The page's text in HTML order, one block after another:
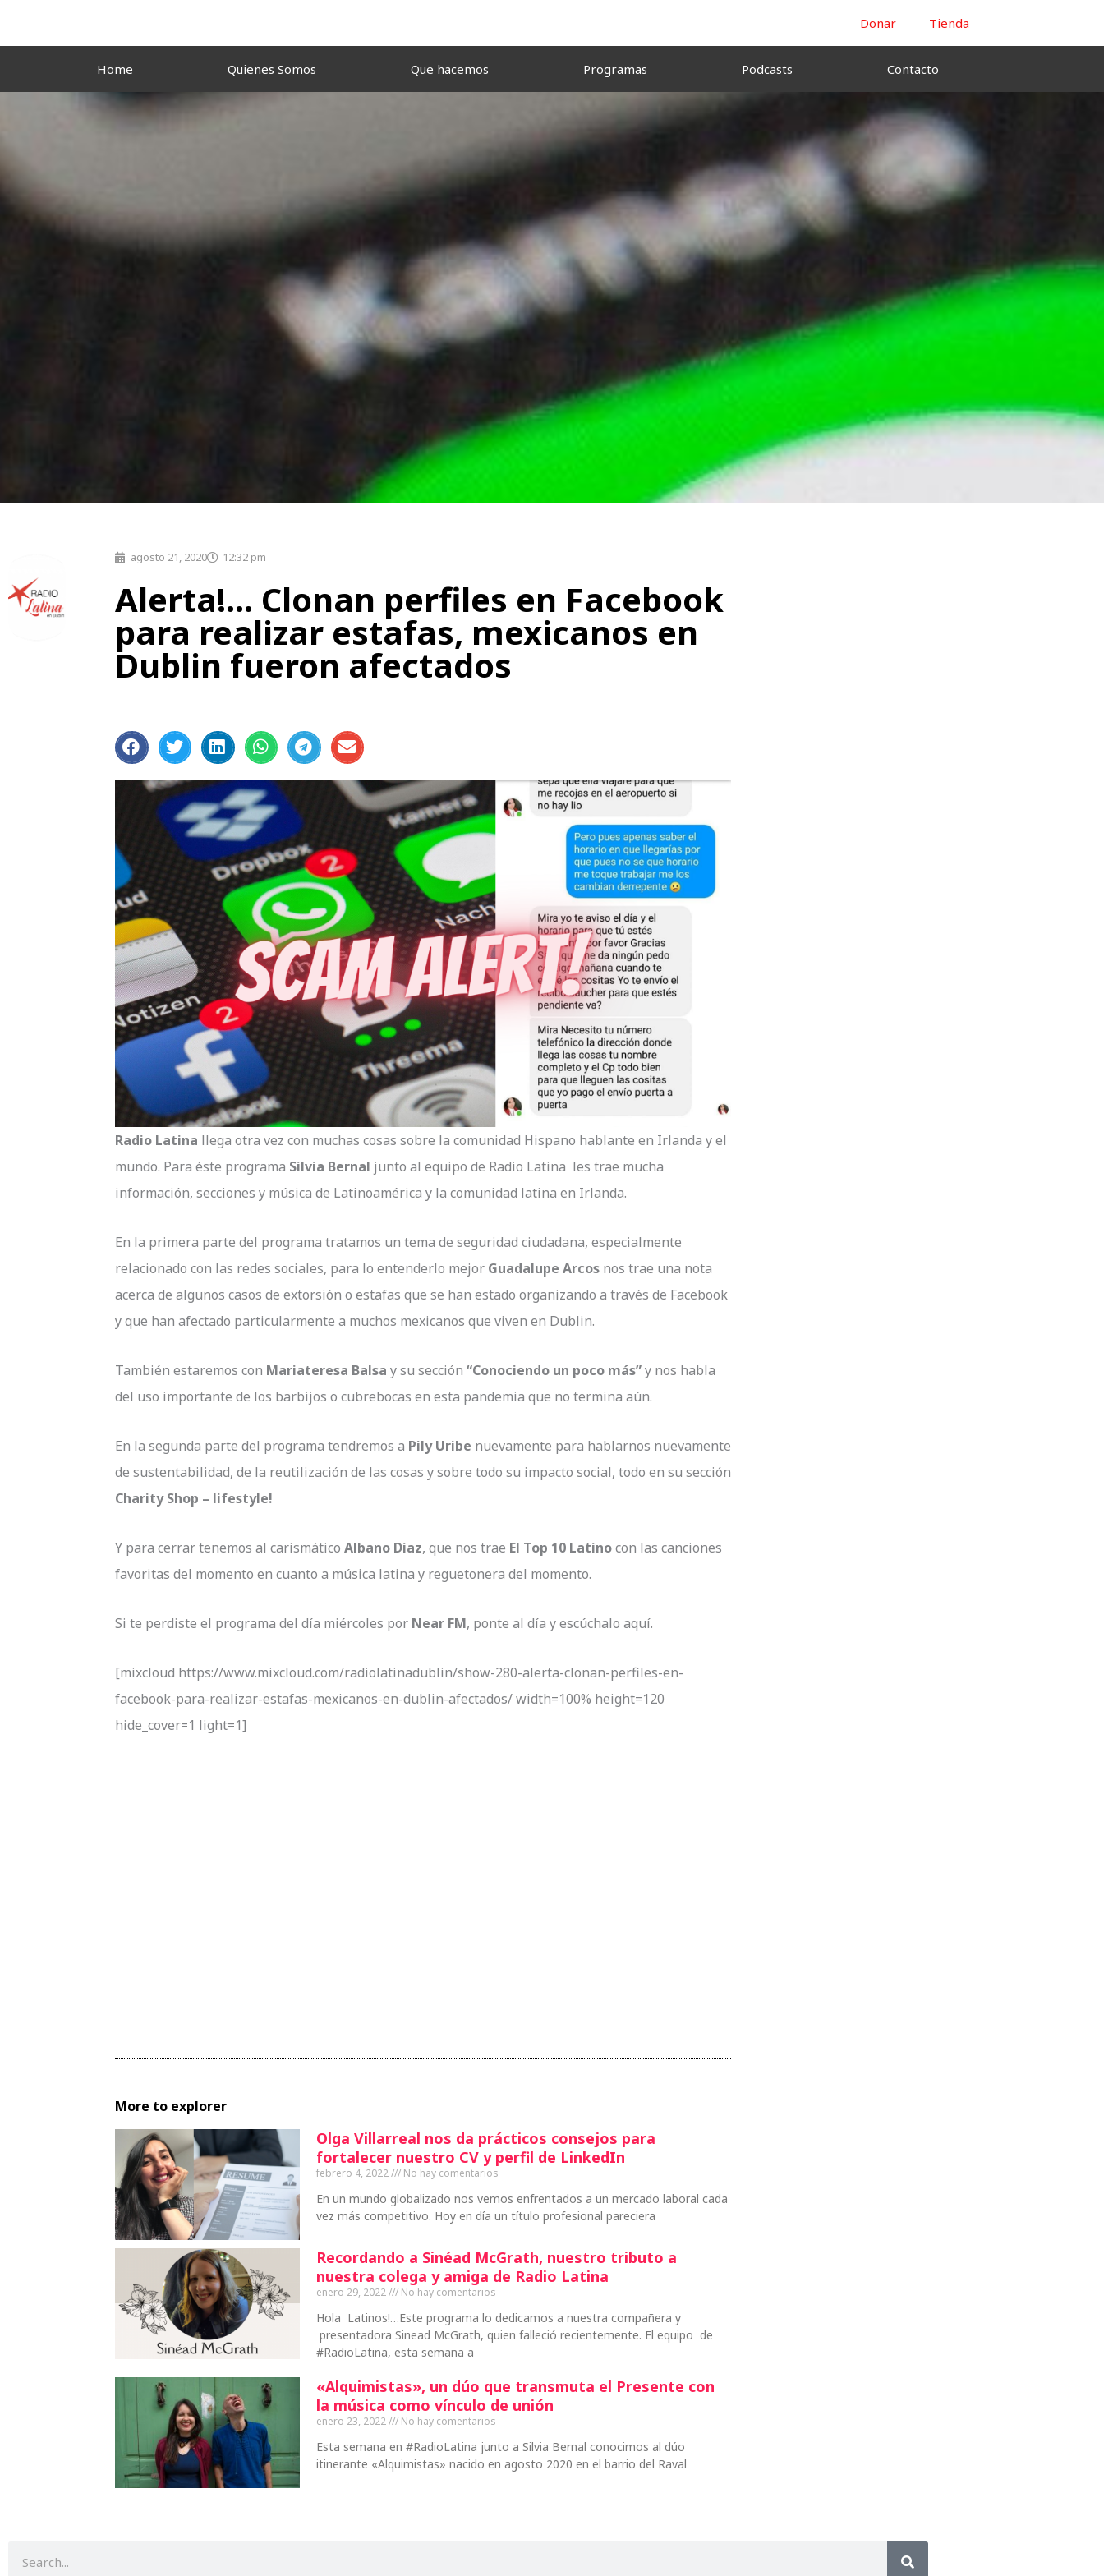
contenido
Donar Tienda
Home Quienes Somos Que hacemos Programas Podcasts Contacto
agosto 21, 2020 12:32 pm
Alerta!… Clonan perfiles en Facebook
para realizar estafas, mexicanos en
Dublin fueron afectados
Radio Latina llega otra vez con muchas cosas sobre la comunidad Hispano hablante en Irlanda y el
mundo. Para éste programa Silvia Bernal junto al equipo de Radio Latina les trae mucha
información, secciones y música de Latinoamérica y la comunidad latina en Irlanda.
En la primera parte del programa tratamos un tema de seguridad ciudadana, especialmente
relacionado con las redes sociales, para lo entenderlo mejor Guadalupe Arcos nos trae una nota
acerca de algunos casos de extorsión o estafas que se han estado organizando a través de Facebook
y que han afectado particularmente a muchos mexicanos que viven en Dublin.
También estaremos con Mariateresa Balsa y su sección “Conociendo un poco más”y nos habla
del uso importante de los barbijos o cubrebocas en esta pandemia que no termina aún.
En la segunda parte del programa tendremos a Pily Uribe nuevamente para hablarnos nuevamente
de sustentabilidad, de la reutilización de las cosas y sobre todo su impacto social, todo en su sección
Charity Shop – lifestyle!
Y para cerrar tenemos al carismático Albano Diaz, que nos trae El Top 10 Latinocon las canciones
favoritas del momento en cuanto a música latina y reguetonera del momento.
Si te perdiste el programa del día miércoles por Near FM, ponte al día y escúchalo aquí.
[mixcloud https://www.mixcloud.com/radiolatinadublin/show-280-alerta-clonan-perfiles-en-
facebook-para-realizar-estafas-mexicanos-en-dublin-afectados/ width=100% height=120
hide_cover=1 light=1]
More to explorer
Olga Villarreal nos da prácticos consejos para
fortalecer nuestro CV y perfil de LinkedIn
febrero 4, 2022 No hay comentarios
En un mundo globalizado nos vemos enfrentados a un mercado laboral cada
vez más competitivo. Hoy en día un título profesional pareciera
Recordando a Sinéad McGrath, nuestro tributo a
nuestra colega y amiga de Radio Latina
enero 29, 2022 No hay comentarios
Hola Latinos!…Este programa lo dedicamos a nuestra compañera y
presentadora Sinead McGrath, quien falleció recientemente. El equipo de
#RadioLatina, esta semana a
«Alquimistas», un dúo que transmuta el Presente con
la música como vínculo de unión
enero 23, 2022 No hay comentarios
Esta semana en #RadioLatina junto a Silvia Bernal conocimos al dúo
itinerante «Alquimistas» nacido en agosto 2020 en el barrio del Raval